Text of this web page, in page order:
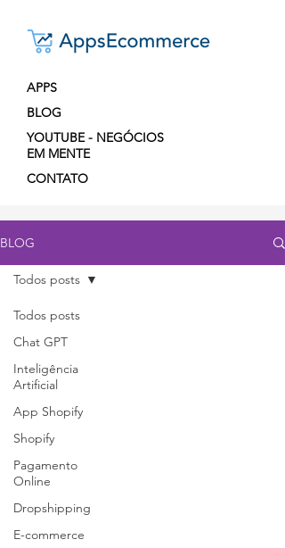
APPS
BLOG
YOUTUBE - NEGÓCIOS
EM MENTE
CONTATO
BLOG
Todos posts
Chat GPT
Inteligência
Artificial
App Shopify
Shopify
Pagamento
Online
Dropshipping
E-commerce
Todos posts